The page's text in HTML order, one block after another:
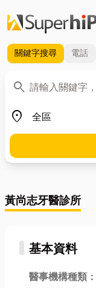
關鍵字搜尋 電話
search
關鍵字
place
地區
黃尚志牙醫診所
基本資料
醫事機構種類：